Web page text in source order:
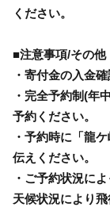
ください。
■注意事項/その他
・寄付金の入金
・完全予約制(年
予約ください。
・予約時に「龍
伝えください。
・ご予約状況に
天候状況により